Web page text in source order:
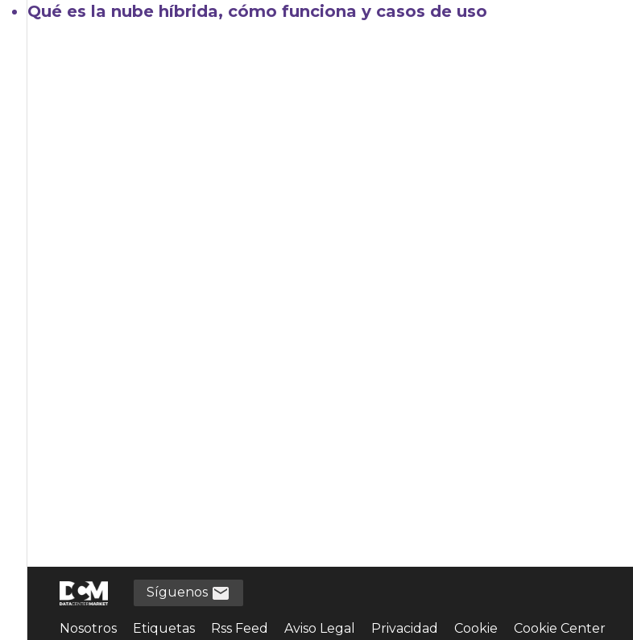
Qué es la nube híbrida, cómo funciona y casos de uso
Síguenos
Nosotros Etiquetas Rss Feed Aviso Legal Privacidad Cookie Cookie Center